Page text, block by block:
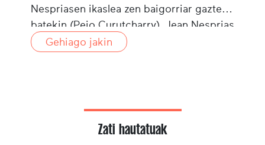
Nespriasen ikaslea zen baigorriar gazte
batekin (Peio Curutcharry). Jean Nesprias
irakaskuntza horren osatzera hilabetean
txistu klasean sartu zen, Iñaki Urtizberea
irakasle zuela. Betti Garaztarrak taldean
Gehiago jakin
Zati hautatuak